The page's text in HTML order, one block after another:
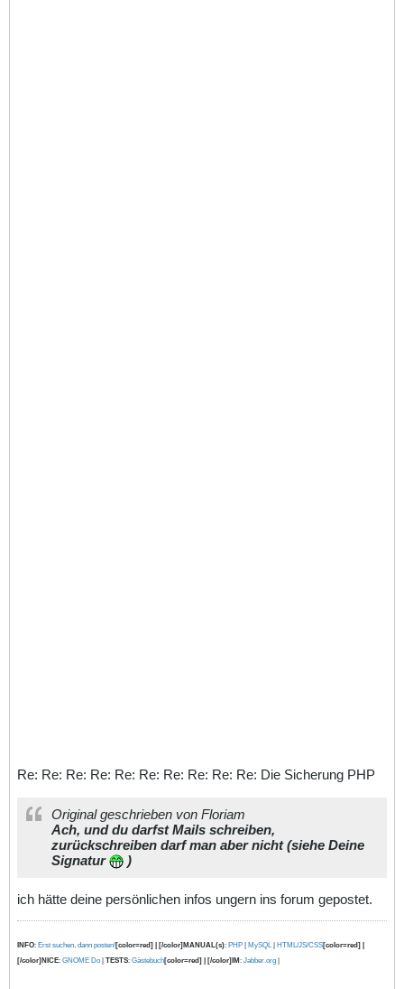
Re: Re: Re: Re: Re: Re: Re: Re: Re: Re: Die Sicherung PHP
Original geschrieben von Floriam
Ach, und du darfst Mails schreiben,
zurückschreiben darf man aber nicht (siehe Deine
Signatur
)
ich hätte deine persönlichen infos ungern ins forum gepostet.
INFO: Erst suchen, dann posten![color=red] | [/color]MANUAL(s): PHP MySQL| HTML/JS/CSS[color=red] |
[/color]NICE: GNOME Do TESTS: Gästebuch[color=red] | [/color]IM : Jabber.org